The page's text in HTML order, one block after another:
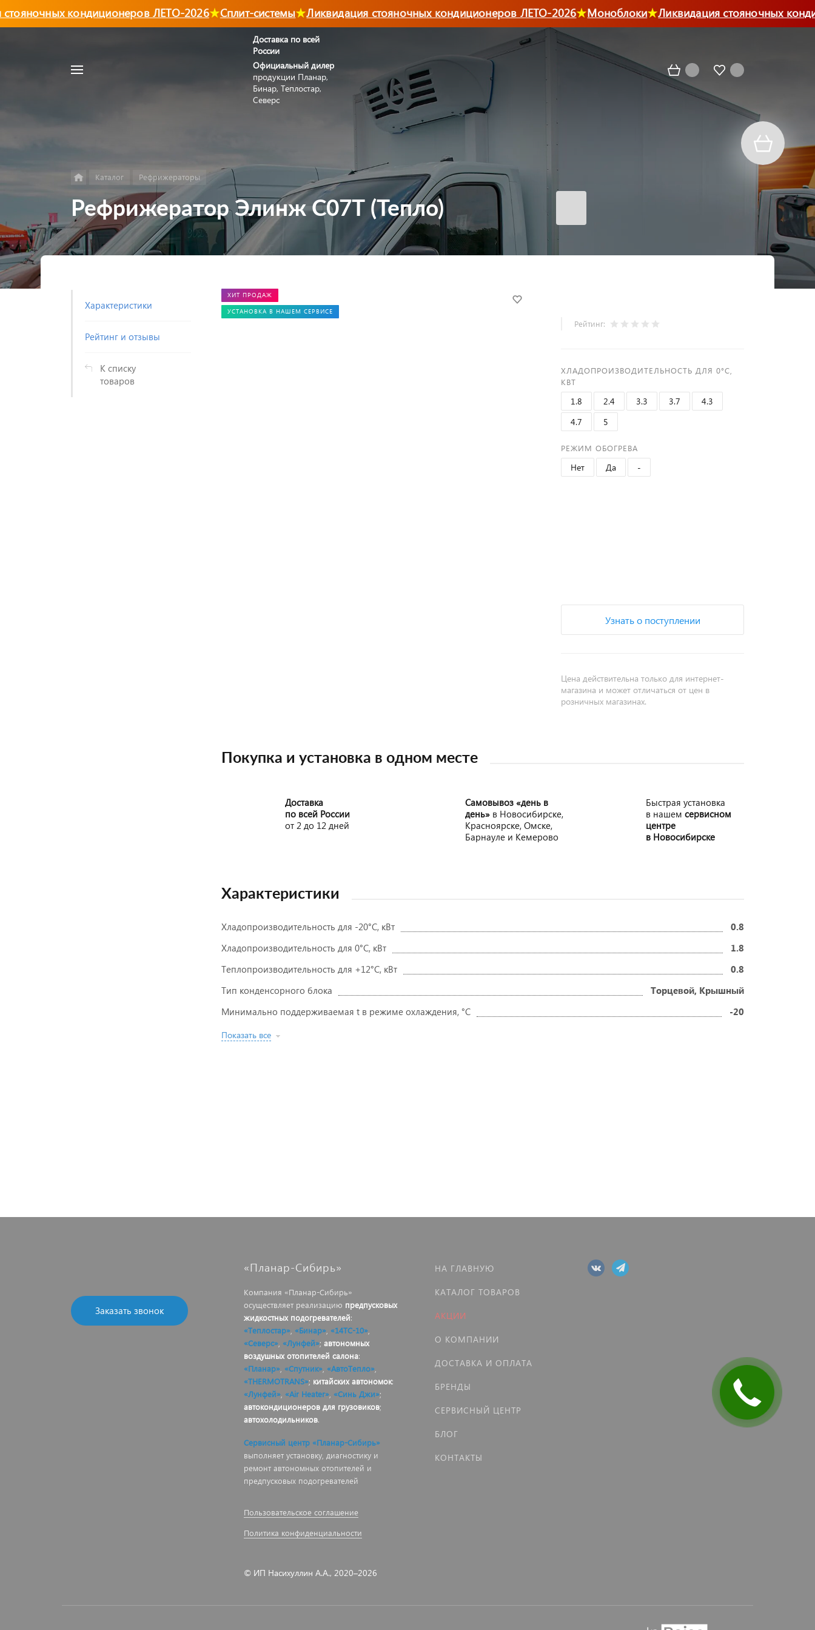
кондиционеров ЛЕТО-2026 Сплит-системы Ликвидация стояночных кондиционеров ЛЕТО-2026 Моноблоки Ликвидация стояночных
Доставка по всей
России
Официальный дилер
продукции Планар,
Бинар, Теплостар,
Северс
Каталог Рефрижераторы
Рефрижератор Элинж С07Т (Тепло)
Характеристики
Рейтинг и отзывы
К списку
товаров
ХИТ ПРОДАЖ
УСТАНОВКА В НАШЕМ СЕРВИСЕ
Рейтинг:
ХЛАДОПРОИЗВОДИТЕЛЬНОСТЬ ДЛЯ 0°С,
КВТ
1.8 2.4 3.3 3.7
4.3
4.7
5
РЕЖИМ ОБОГРЕВА
Нет Да -
Узнать о поступлении
Цена действительна только для интернет-
магазина и может отличаться от цен в
розничных магазинах.
Покупка и установка в одном месте
Доставка
по всей России
от 2 до 12 дней
Самовывоз «день в
день» в Новосибирске,
Красноярске, Омске,
Барнауле и Кемерово
Быстрая установка
в нашем сервисном
центре
в Новосибирске
Характеристики
Хладопроизводительность для -20°С, кВт
0.8
Хладопроизводительность для 0°С, кВт
1.8
Теплопроизводительность для +12°С, кВт
0.8
Тип конденсорного блока
Торцевой, Крышный
Минимально поддерживаемая t в режиме охлаждения, °C
-20
Показать все
Заказать звонок
«Планар-Сибирь»
Компания «Планар-Сибирь»
осуществляет реализацию предпусковых
жидкостных подогревателей:
«Теплостар» «Бинар» «14ТС-10»
«Северс» «Лунфей»; автономных
воздушных отопителей салона:
«Планар» «Спутник» «АвтоТепло»
«THERMOTRANS»; китайских автономок:
«Лунфей» «Air Heater» «Синь Джи»;
автокондиционеров для грузовиков;
автохолодильников.
Сервисный центр «Планар-Сибирь»
выполняет установку, диагностику и
ремонт автономных отопителей и
предпусковых подогревателей
Пользовательское соглашение
Политика конфиденциальности
© ИП Насихуллин А.А., 2020–2026
НА ГЛАВНУЮ
КАТАЛОГ ТОВАРОВ
АКЦИИ
О КОМПАНИИ
ДОСТАВКА И ОПЛАТА
БРЕНДЫ
СЕРВИСНЫЙ ЦЕНТР
БЛОГ
КОНТАКТЫ